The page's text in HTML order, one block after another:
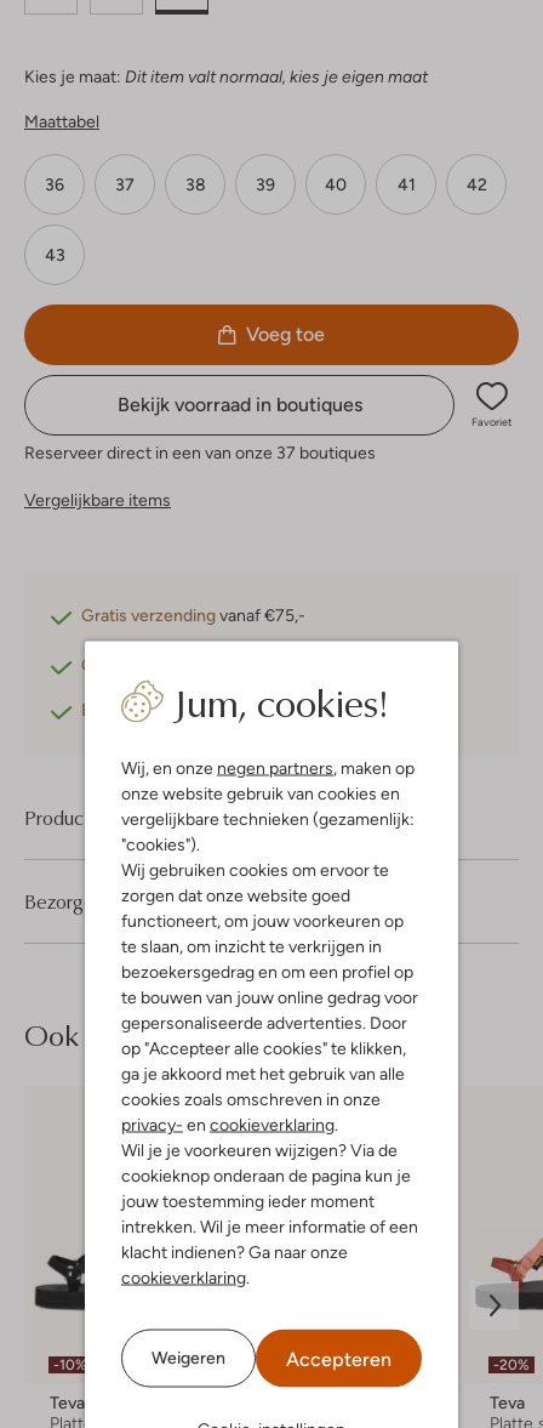
Jum, cookies!
Wij, en onze negen partners , maken op
onze website gebruik van cookies en
vergelijkbare technieken (gezamenlijk:
"cookies").
Wij gebruiken cookies om ervoor te
zorgen dat onze website goed
functioneert, om jouw voorkeuren op
te slaan, om inzicht te verkrijgen in
bezoekersgedrag en om een profiel op
te bouwen van jouw online gedrag voor
gepersonaliseerde advertenties. Door
op "Accepteer alle cookies" te klikken,
ga je akkoord met het gebruik van alle
cookies zoals omschreven in onze
privacy- en cookieverklaring
Wil je je voorkeuren wijzigen? Via de
cookieknop onderaan de pagina kun je
jouw toestemming ieder moment
intrekken. Wil je meer informatie of een
klacht indienen? Ga naar onze
cookieverklaring
Weigeren Accepteren
Kies je maat: Dit item valt normaal, kies je eigen maat
Maattabel
36 37 38 39 40 41 42
43
Voeg toe
Bekijk voorraad in boutiques
Favoriet
Reserveer direct in een van onze 37 boutiques
Vergelijkbare items
Gratis verzendingvanaf €75,-
Gratis retourneren
Betaal achterafmet Klarna
Product informatie
Bezorgen & retourneren
Ook iets voor jou?
-10%
Teva
Platte sandalen
-10%
Platte sandalen
-20%
Teva
Platte